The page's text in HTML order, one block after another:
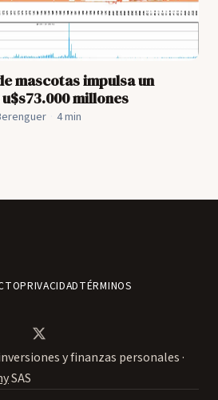
mascotas impulsa un
millones
4 min
PRIVACIDADTÉRMINOS
y finanzas personales ·
SAS